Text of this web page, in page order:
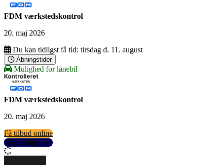
FDM værkstedskontrol
20. maj 2026
Du kan tidligst få tid: tirsdag d. 11. august
Åbningstider
Mulighed for lånebil
FDM værkstedskontrol
20. maj 2026
Få tilbud online
Se detaljer